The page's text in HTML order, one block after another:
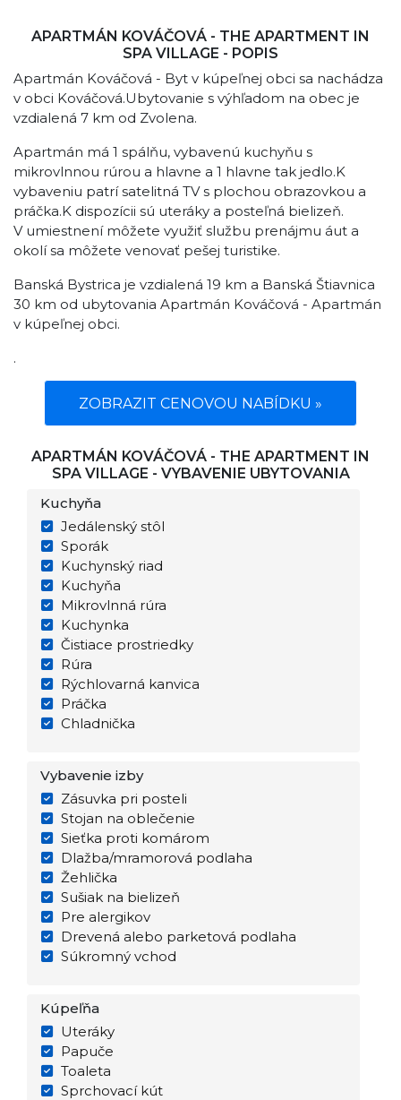
APARTMÁN KOVÁČOVÁ - THE APARTMENT IN
SPA VILLAGE - POPIS
Apartmán Kováčová - Byt v kúpeľnej obci sa nachádza
v obci Kováčová.Ubytovanie s výhľadom na obec je
vzdialená 7 km od Zvolena.
Apartmán má 1 spálňu, vybavenú kuchyňu s
mikrovlnnou rúrou a hlavne a 1 hlavne tak jedlo.K
vybaveniu patrí satelitná TV s plochou obrazovkou a
práčka.K dispozícii sú uteráky a posteľná bielizeň.
V umiestnení môžete využiť službu prenájmu áut a
okolí sa môžete venovať pešej turistike.
Banská Bystrica je vzdialená 19 km a Banská Štiavnica
30 km od ubytovania Apartmán Kováčová - Apartmán
v kúpeľnej obci.
.
ZOBRAZIT CENOVOU NABÍDKU »
APARTMÁN KOVÁČOVÁ - THE APARTMENT IN
SPA VILLAGE - VYBAVENIE UBYTOVANIA
Kuchyňa
Jedálenský stôl
Sporák
Kuchynský riad
Kuchyňa
Mikrovlnná rúra
Kuchynka
Čistiace prostriedky
Rúra
Rýchlovarná kanvica
Práčka
Chladnička
Vybavenie izby
Zásuvka pri posteli
Stojan na oblečenie
Sieťka proti komárom
Dlažba/mramorová podlaha
Žehlička
Sušiak na bielizeň
Pre alergikov
Drevená alebo parketová podlaha
Súkromný vchod
Kúpeľňa
Uteráky
Papuče
Toaleta
Sprchovací kút